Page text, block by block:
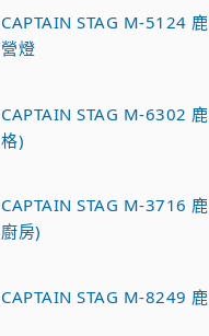
CAPTAIN STAG M-5124
營燈
CAPTAIN STAG M-6302
格)
CAPTAIN STAG M-3716
廚房)
CAPTAIN STAG M-8249